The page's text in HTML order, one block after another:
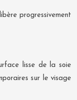
progressivement
lisse de la soie
sur le visage